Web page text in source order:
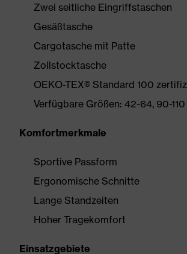
Zwei seitliche Eingriffstaschen
Gesäßtasche
Cargotasche mit Patte
Zollstocktasche
OEKO-TEX® Standard 100
Verfügbare Größen: 42-64, 90-110
Komfortmerkmale
Sportive Passform
Ergonomische Schnitte
Lange Standzeiten
Hoher Tragekomfort
Einsatzgebiete